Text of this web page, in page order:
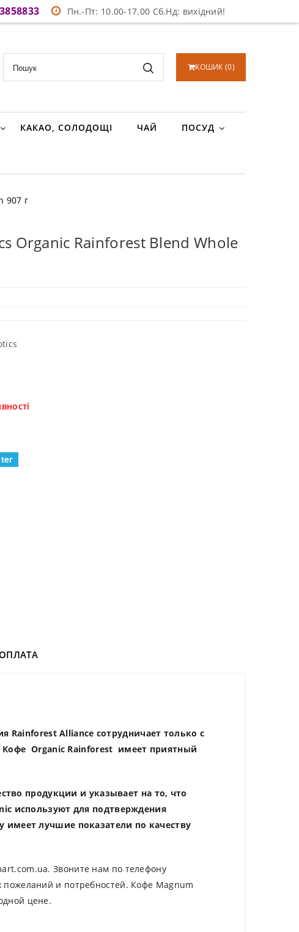
Пн.-Пт: 10.00-17.00 Сб.Нд: вихідний!
КОШИК (0)
КАКАО, СОЛОДОЩІ ЧАЙ ПОСУД
907 г
Organic Rainforest Blend Whole
Rainforest Alliance сотрудничает только с
Кофе Organic Rainforest имеет приятный
продукции и указывает на то, что
используют для подтверждения
имеет лучшие показатели по качеству
Звоните нам по телефону
и потребностей. Кофе Magnum
цене.